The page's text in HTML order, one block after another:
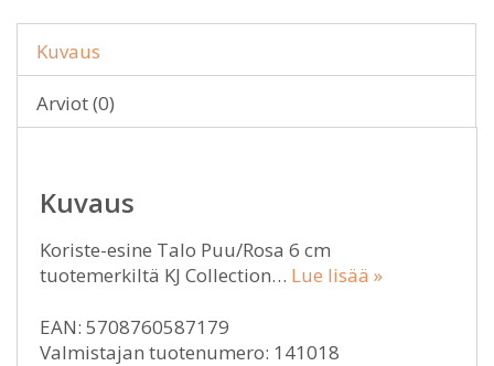
Kuvaus
Arviot (0)
Kuvaus
Koriste-esine Talo Puu/Rosa 6 cm
tuotemerkiltä KJ Collection… Lue lisää »
EAN: 5708760587179
Valmistajan tuotenumero: 141018